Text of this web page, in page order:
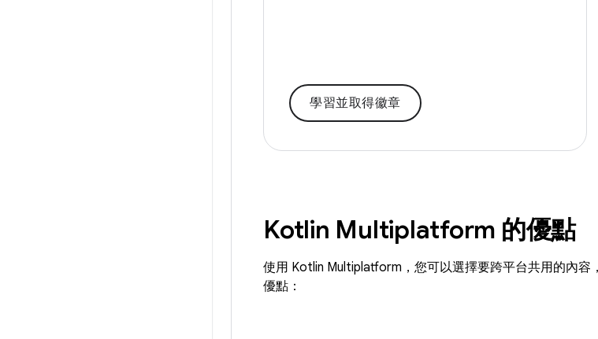
學習並取得徽章
Kotlin Multiplatform 的優點
使用 Kotlin Multiplatform，您可以選擇要跨平台共用的內
優點：